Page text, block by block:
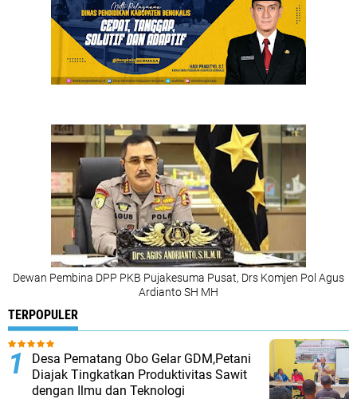
Dewan Pembina DPP PKB Pujakesuma Pusat, Drs Komjen Pol Agus
Ardianto SH MH
TERPOPULER
Desa Pematang Obo Gelar GDM,Petani
Diajak Tingkatkan Produktivitas Sawit
dengan Ilmu dan Teknologi